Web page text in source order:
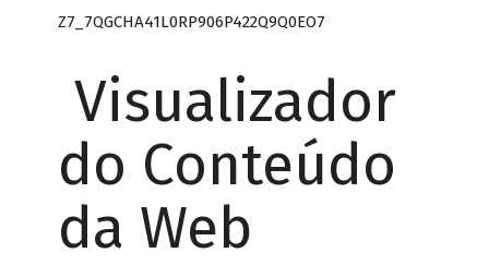
Z7_7QGCHA41L0RP906P422Q9Q0EO7
Visualizador
do Conteúdo
da Web